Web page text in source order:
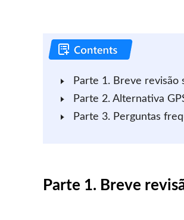
Parte 1. Breve revisão
Parte 2. Alternativa
Parte 3. Perguntas
Parte 1. Breve